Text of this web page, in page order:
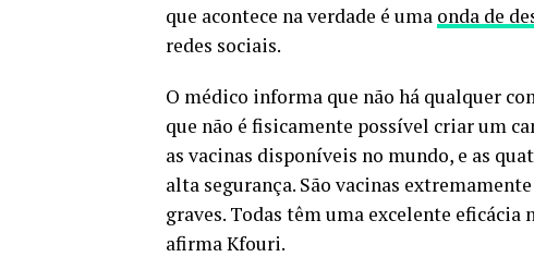
que acontece na verdade é uma onda de
redes sociais.
O médico informa que não há qualquer
que não é fisicamente possível criar um
as vacinas disponíveis no mundo, e as
alta segurança. São vacinas
graves. Todas têm uma excelente eficácia
afirma Kfouri.